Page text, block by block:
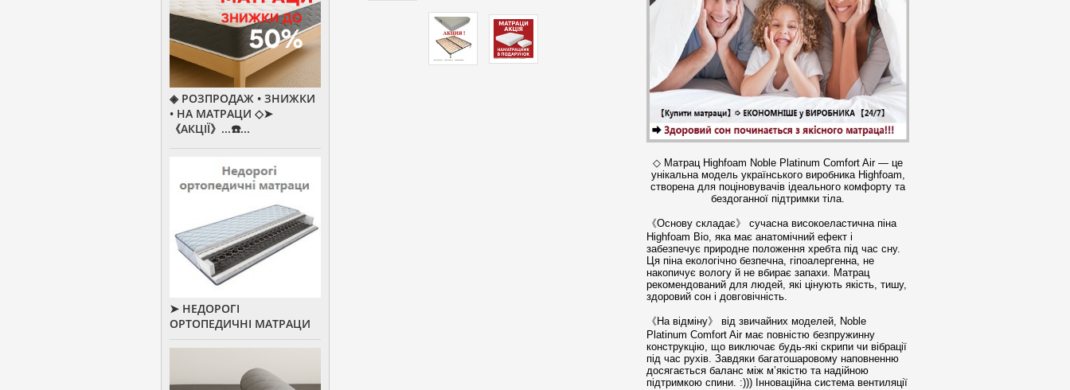
◇ Матрац Highfoam Noble Platinum Comfort Air — це
унікальна модель українського виробника Highfoam,
створена для поціновувачів ідеального комфорту та
бездоганної підтримки тіла.
《Основу складає》 сучасна високоеластична піна
Highfoam Bio, яка має анатомічний ефект і
забезпечує природне положення хребта під час сну.
Ця піна екологічно безпечна, гіпоалергенна, не
накопичує вологу й не вбирає запахи. Матрац
рекомендований для людей, які цінують якість, тишу,
здоровий сон і довговічність.
《На відміну》 від звичайних моделей, Noble
Platinum Comfort Air має повністю безпружинну
конструкцію, що виключає будь-які скрипи чи вібрації
під час рухів. Завдяки багатошаровому наповненню
досягається баланс між м’якістю та надійною
підтримкою спини. :))) Інноваційна система вентиляції
◈ РОЗПРОДАЖ • ЗНИЖКИ
• НА МАТРАЦИ ◇➤
《АКЦІЇ》...☎️...
➤ НЕДОРОГІ
ОРТОПЕДИЧНІ МАТРАЦИ